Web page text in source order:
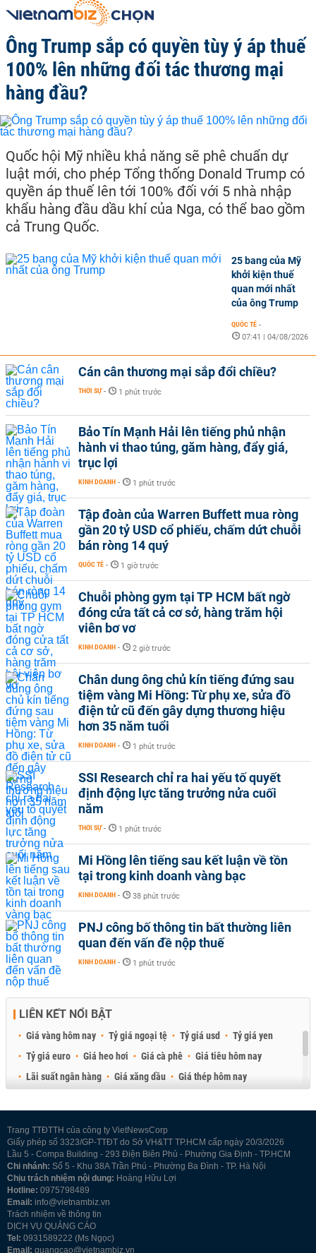
Ông Trump sắp có quyền tùy ý áp thuế
100% lên những đối tác thương mại
hàng đầu?
Quốc hội Mỹ nhiều khả năng sẽ phê chuẩn dự
luật mới, cho phép Tổng thống Donald Trump có
quyền áp thuế lên tới 100% đối với 5 nhà nhập
khẩu hàng đầu dầu khí của Nga, có thể bao gồm
cả Trung Quốc.
25 bang của Mỹ
khởi kiện thuế
quan mới nhất
của ông Trump
QUỐC TẾ -
07:41 | 04/08/2026
Cán cân thương mại sắp đổi chiều?
THỜI SỰ - 1 phút trước
Bảo Tín Mạnh Hải lên tiếng phủ nhận
hành vi thao túng, găm hàng, đẩy giá,
trục lợi
KINH DOANH - 1 phút trước
Tập đoàn của Warren Buffett mua ròng
gần 20 tỷ USD cổ phiếu, chấm dứt chuỗi
bán ròng 14 quý
QUỐC TẾ - 1 giờ trước
Chuỗi phòng gym tại TP HCM bất ngờ
đóng cửa tất cả cơ sở, hàng trăm hội
viên bơ vơ
KINH DOANH - 2 giờ trước
Chân dung ông chủ kín tiếng đứng sau
tiệm vàng Mi Hồng: Từ phụ xe, sửa đồ
điện tử cũ đến gây dựng thương hiệu
hơn 35 năm tuổi
KINH DOANH - 1 phút trước
SSI Research chỉ ra hai yếu tố quyết
định động lực tăng trưởng nửa cuối
năm
THỜI SỰ - 1 phút trước
Mi Hồng lên tiếng sau kết luận về tồn
tại trong kinh doanh vàng bạc
KINH DOANH - 38 phút trước
PNJ công bố thông tin bất thường liên
quan đến vấn đề nộp thuế
KINH DOANH - 1 phút trước
LIÊN KẾT NỔI BẬT
Giá vàng hôm nay Tỷ giá ngoại tệ Tỷ giá usd
Tỷ giá yen
Tỷ giá euro
Giá heo hơi Giá cà phê
Giá tiêu hôm nay
Lãi suất ngân hàng
Giá xăng dầu
Giá thép hôm nay
Trang TTĐTTH của công ty VietNewsCorp
Giấy phép số 3323/GP-TTĐT do Sở VH&TT TP.HCM cấp ngày 20/3/2026
Lầu 5 - Compa Building - 293 Điện Biên Phủ - Phường Gia Định - TP.HCM
Chi nhánh: Số 5 - Khu 38A Trần Phú - Phường Ba Đình - TP. Hà Nội
Chịu trách nhiệm nội dung: Hoàng Hữu Lợi
Hotline: 0975798489
Email: info@vietnambiz.vn
Trách nhiệm về thông tin
DỊCH VỤ QUẢNG CÁO
Tel: 0931589222 (Ms Ngọc)
Email: quangcao@vietnambiz.vn